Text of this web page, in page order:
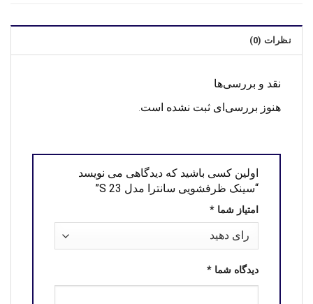
نظرات (0)
نقد و بررسی‌ها
هنوز بررسی‌ای ثبت نشده است.
اولین کسی باشید که دیدگاهی می نویسد
“سینک ظرفشویی سانترا مدل S 23”
امتیاز شما *
دیدگاه شما *